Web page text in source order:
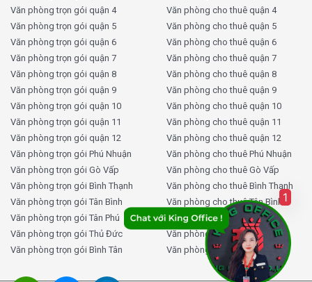
Văn phòng trọn gói quận 4
Văn phòng trọn gói quận 5
Văn phòng trọn gói quận 6
Văn phòng trọn gói quận 7
Văn phòng trọn gói quận 8
Văn phòng trọn gói quận 9
Văn phòng trọn gói quận 10
Văn phòng trọn gói quận 11
Văn phòng trọn gói quận 12
Văn phòng trọn gói Phú Nhuận
Văn phòng trọn gói Gò Vấp
Văn phòng trọn gói Bình Thạnh
Văn phòng trọn gói Tân Bình
Văn phòng trọn gói Tân Phú
Văn phòng trọn gói Thủ Đức
Văn phòng trọn gói Bình Tân
Văn phòng cho thuê quận 4
Văn phòng cho thuê quận 5
Văn phòng cho thuê quận 6
Văn phòng cho thuê quận 7
Văn phòng cho thuê quận 8
Văn phòng cho thuê quận 9
Văn phòng cho thuê quận 10
Văn phòng cho thuê quận 11
Văn phòng cho thuê quận 12
Văn phòng cho thuê Phú Nhuận
Văn phòng cho thuê Gò Vấp
Văn phòng cho thuê Bình Thạnh
Văn phòng cho thuê Tân Bình
Văn phòng cho thuê Tân Phú
Văn phòng cho thuê Thủ Đức
Văn phòng cho thuê Bình Tân
1